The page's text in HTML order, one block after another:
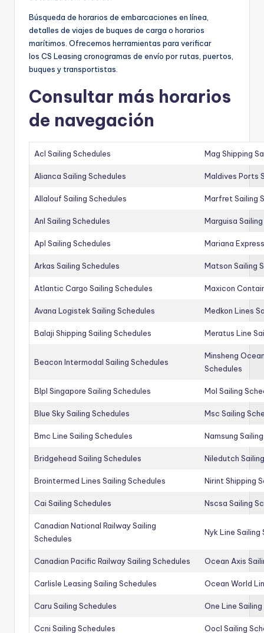
Búsqueda de horarios de embarcaciones en línea,
detalles de viajes de buques de carga o horarios
marítimos. Ofrecemos herramientas para verificar
los CS Leasing cronogramas de envío por rutas, puertos,
buques y transportistas.
Consultar más horarios
de navegación
Acl Sailing Schedules Mag Shipping
Alianca Sailing Schedules Maldives Ports
Allalouf Sailing Schedules Marfret Sailing
Anl Sailing Schedules Marguisa
Apl Sailing Schedules Mariana
Arkas Sailing Schedules Matson Sailing
Atlantic Cargo Sailing Schedules Maxicon
Avana Logistek Sailing Schedules Medkon Lines
Balaji Shipping Sailing Schedules Meratus Line
Beacon Intermodal Sailing Schedules
Minsheng
Schedules
Blpl Singapore Sailing Schedules Mol Sailing
Blue Sky Sailing Schedules Msc Sailing
Bmc Line Sailing Schedules Namsung
Bridgehead Sailing Schedules Niledutch
Brointermed Lines Sailing Schedules Nirint Shipping
Cai Sailing Schedules Nscsa Sailing
Canadian National Railway Sailing
Schedules
Nyk Line Sailing
Canadian Pacific Railway Sailing Schedules Ocean Axis
Carlisle Leasing Sailing Schedules Ocean World
Caru Sailing Schedules One Line
Ccni Sailing Schedules Oocl Sailing